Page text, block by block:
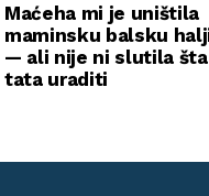
Maćeha mi je uništila
maminsku balsku
— ali nije ni slutila
tata uraditi